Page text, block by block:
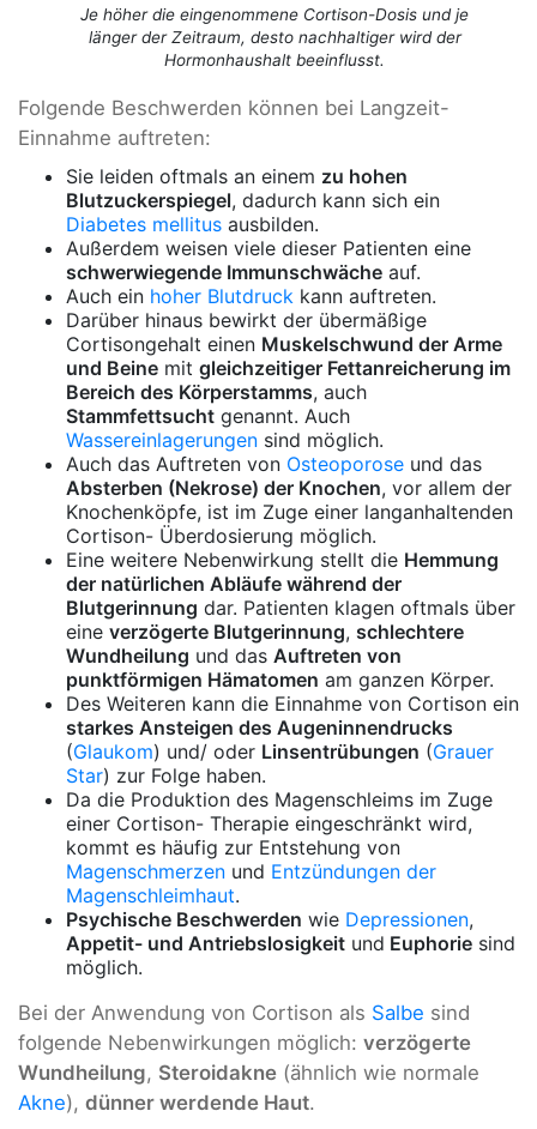
Je höher die eingenommene Cortison-Dosis und je
länger der Zeitraum, desto nachhaltiger wird der
Hormonhaushalt beeinflusst.
Folgende Beschwerden können bei Langzeit-
Einnahme auftreten:
Sie leiden oftmals an einem zu hohen
Blutzuckerspiegel, dadurch kann sich ein
Diabetes mellitus ausbilden.
Außerdem weisen viele dieser Patienten eine
schwerwiegende Immunschwäche auf.
Auch ein hoher Blutdruck kann auftreten.
Darüber hinaus bewirkt der übermäßige
Cortisongehalt einen Muskelschwund der Arme
und Beine mit gleichzeitiger Fettanreicherung im
Bereich des Körperstamms, auch
Stammfettsucht genannt. Auch
Wassereinlagerungen sind möglich.
Auch das Auftreten von Osteoporose und das
Absterben (Nekrose) der Knochen, vor allem der
Knochenköpfe, ist im Zuge einer langanhaltenden
Cortison- Überdosierung möglich.
Eine weitere Nebenwirkung stellt die Hemmung
der natürlichen Abläufe während der
Blutgerinnung dar. Patienten klagen oftmals über
eine verzögerte Blutgerinnung, schlechtere
Wundheilung und das Auftreten von
punktförmigen Hämatomen am ganzen Körper.
Des Weiteren kann die Einnahme von Cortison ein
starkes Ansteigen des Augeninnendrucks
(Glaukom) und/ oder Linsentrübungen (Grauer
Star) zur Folge haben.
Da die Produktion des Magenschleims im Zuge
einer Cortison- Therapie eingeschränkt wird,
kommt es häufig zur Entstehung von
Magenschmerzen und Entzündungen der
Magenschleimhaut.
Psychische Beschwerden wie Depressionen,
Appetit- und Antriebslosigkeit und Euphorie sind
möglich.
Bei der Anwendung von Cortison als Salbe sind
folgende Nebenwirkungen möglich: verzögerte
Wundheilung, Steroidakne (ähnlich wie normale
Akne), dünner werdende Haut.